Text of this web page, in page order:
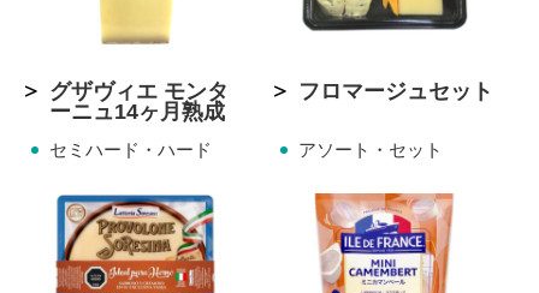
グザヴィエ モンタ
ーニュ14ヶ月熟成
セミハード・ハード
フロマージュセット
アソート・セット